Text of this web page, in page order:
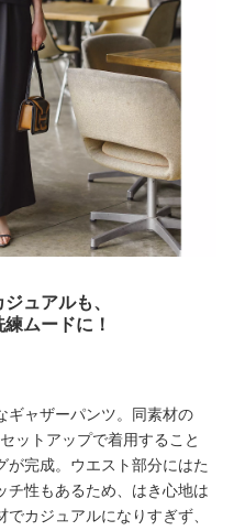
ュアルも、
ムードに！
ギャザーパンツ。同素材の
ットアップで着用すること
が完成。ウエスト部分にはた
チ性もあるため、はき心地は
カジュアルになりすぎず、